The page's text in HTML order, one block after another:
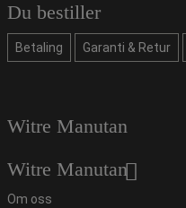
Du bestiller
Betaling Garanti & Retur
Witre Manutan
Witre Manutan
Om oss